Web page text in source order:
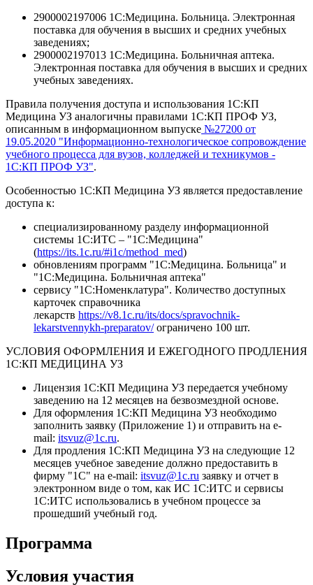
2900002197006 1С:Медицина. Больница. Электронная
поставка для обучения в высших и средних учебных
заведениях;
2900002197013 1С:Медицина. Больничная аптека.
Электронная поставка для обучения в высших и средних
учебных заведениях.
Правила получения доступа и использования 1С:КП
Медицина УЗ аналогичны правилами 1С:КП ПРОФ УЗ,
описанным в информационном выпуске №27200 от
19.05.2020 "Информационно-технологическое сопровождение
учебного процесса для вузов, колледжей и техникумов -
1С:КП ПРОФ УЗ".
Особенностью 1С:КП Медицина УЗ является предоставление
доступа к:
специализированному разделу информационной
системы 1С:ИТС – "1C:Медицина"
(https://its.1c.ru/#i1c/method_med)
обновлениям программ "1С:Медицина. Больница" и
"1С:Медицина. Больничная аптека"
сервису "1С:Номенклатура". Количество доступных
карточек справочника
лекарств https://v8.1c.ru/its/docs/spravochnik-
lekarstvennykh-preparatov/ограничено 100 шт.
УСЛОВИЯ ОФОРМЛЕНИЯ И ЕЖЕГОДНОГО ПРОДЛЕНИЯ
1С:КП МЕДИЦИНА УЗ
Лицензия 1С:КП Медицина УЗ передается учебному
заведению на 12 месяцев на безвозмездной основе.
Для оформления 1С:КП Медицина УЗ необходимо
заполнить заявку (Приложение 1) и отправить на e-
mail: itsvuz@1c.ru.
Для продления 1С:КП Медицина УЗ на следующие 12
месяцев учебное заведение должно предоставить в
фирму "1С" на e-mail: itsvuz@1c.ru заявку и отчет в
электронном виде о том, как ИС 1С:ИТС и сервисы
1С:ИТС использовались в учебном процессе за
прошедший учебный год.
Программа
Условия участия